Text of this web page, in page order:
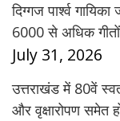
दिग्गज पार्श्व
6000 से अधिक
July 31, 2026
उत्तराखंड में 80वें
और वृक्षारोपण समेत